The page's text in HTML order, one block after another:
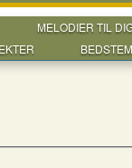
MELODIER TIL